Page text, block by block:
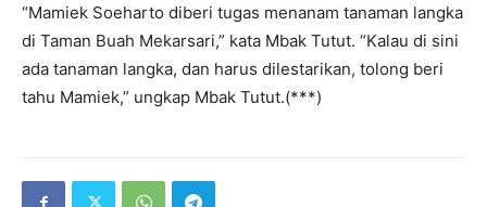
“Mamiek Soeharto diberi tugas menanam tanaman langka
di Taman Buah Mekarsari,” kata Mbak Tutut. “Kalau di sini
ada tanaman langka, dan harus dilestarikan, tolong beri
tahu Mamiek,” ungkap Mbak Tutut.(***)